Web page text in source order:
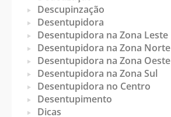
Descupinzação
Desentupidora
Desentupidora na Zona Leste
Desentupidora na Zona Norte
Desentupidora na Zona Oeste
Desentupidora na Zona Sul
Desentupidora no Centro
Desentupimento
Dicas